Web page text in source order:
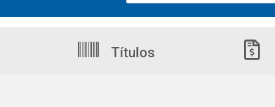
Títulos